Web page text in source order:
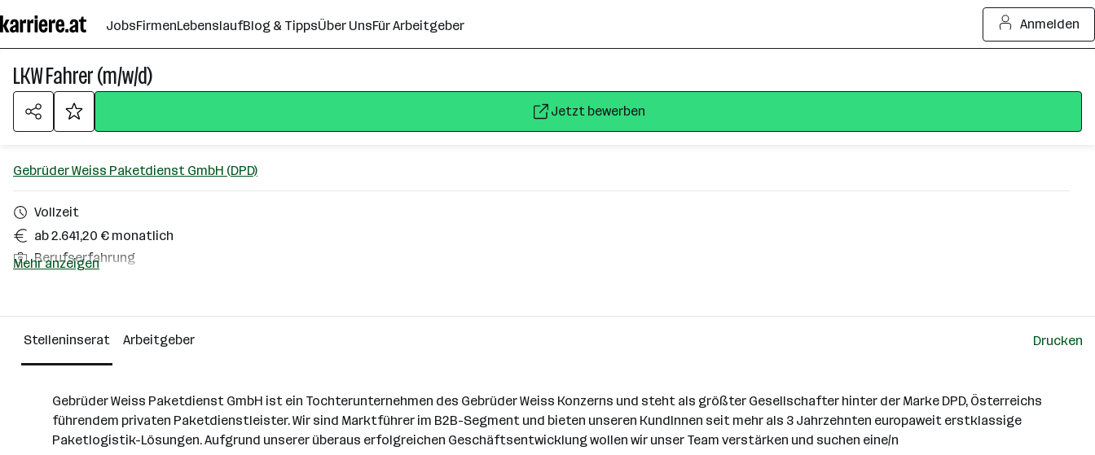
Seiteninhalt
springen
JobsFirmenLebenslaufBlog & TippsÜber UnsFür Arbeitgeber Anmelden
LKW Fahrer (m/w/d)
Jetzt bewerben
Gebrüder Weiss Paketdienst GmbH (DPD)
Vollzeit
ab 2.641,20 € monatlich
Berufserfahrung
Über das Unternehmen
501+ Mitarbeiter*innen
Mehr anzeigen
Stelleninserat Arbeitgeber Drucken
Gebrüder Weiss Paketdienst GmbH ist ein Tochterunternehmen des Gebrüder Weiss Konzerns und steht als größter Gesellschafter hinter der Marke DPD, Österreichs
führendem privaten Paketdienstleister. Wir sind Marktführer im B2B-Segment und bieten unseren KundInnen seit mehr als 3 Jahrzehnten europaweit erstklassige
Paketlogistik-Lösungen. Aufgrund unserer überaus erfolgreichen Geschäftsentwicklung wollen wir unser Team verstärken und suchen eine/n